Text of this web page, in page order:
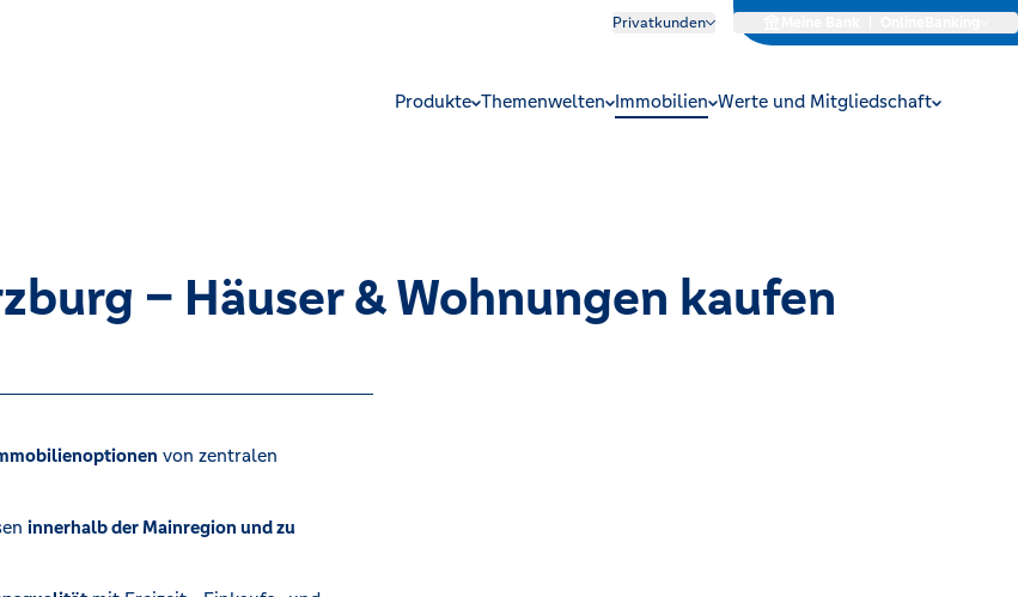
Privatkunden
Produkte Themenwelten Immobilien Werte und Mitgliedschaft
– Häuser & Wohnungen kaufen
von zentralen
innerhalb der Mainregion und zu